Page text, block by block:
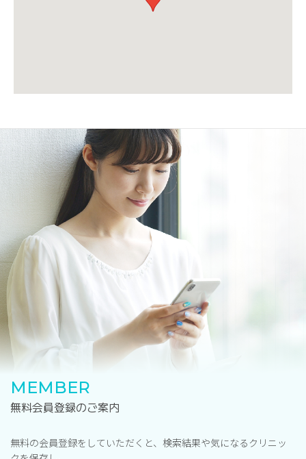
MEMBER
無料会員登録のご案内
無料の会員登録をしていただくと、検索結果や気になるクリニッ